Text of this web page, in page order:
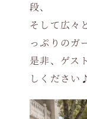
段、
そして広々
っぷりのガ
是非、ゲス
しください♪